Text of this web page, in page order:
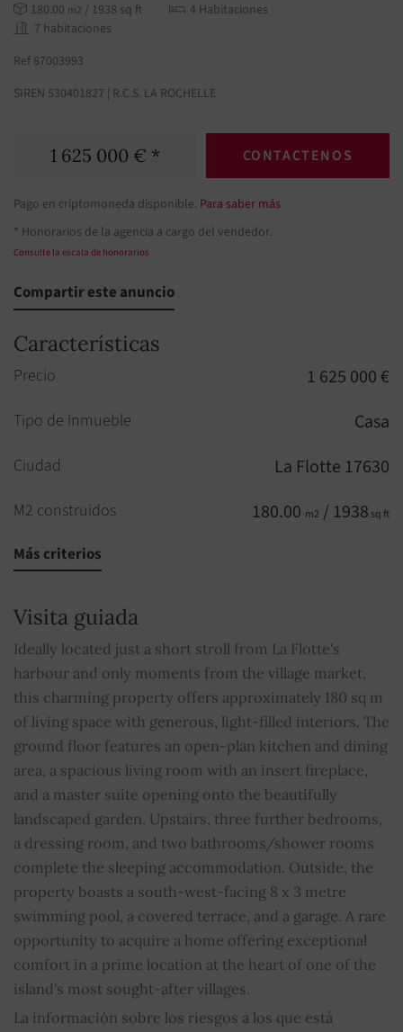
180.00 m2 / 1938 sq ft
4 Habitaciones
7 habitaciones
Ref 87003993
SIREN 530401827 | R.C.S. LA ROCHELLE
1 625 000 € * CONTACTENOS
Pago en criptomoneda disponible. Para saber más
* Honorarios de la agencia a cargo del vendedor.
Consulte la escala de honorarios
Compartir este anuncio
Características
Precio 1 625 000 €
Tipo de inmueble Casa
Ciudad La Flotte 17630
M2 construidos 180.00 m2 / 1938 sq ft
Habitaciones
Piso
Cuarto de baño 1
2
Piscina
Hogar SÍ
Alarma
Doble vidrio SÍ
Barbacoa
Bien sujeto al régimen de copropiedad
Más criterios
Visita guiada
Ideally located just a short stroll from La Flotte's
harbour and only moments from the village market,
this charming property offers approximately 180 sq m
of living space with generous, light-filled interiors. The
ground floor features an open-plan kitchen and dining
area, a spacious living room with an insert fireplace,
and a master suite opening onto the beautifully
landscaped garden. Upstairs, three further bedrooms,
a dressing room, and two bathrooms/shower rooms
complete the sleeping accommodation. Outside, the
property boasts a south-west-facing 8 x 3 metre
swimming pool, a covered terrace, and a garage. A rare
opportunity to acquire a home offering exceptional
comfort in a prime location at the heart of one of the
island's most sought-after villages.
La información sobre los riesgos a los que está